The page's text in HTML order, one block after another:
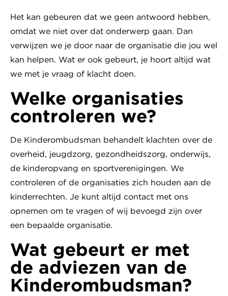
Het kan gebeuren dat we geen antwoord hebben,
omdat we niet over dat onderwerp gaan. Dan
verwijzen we je door naar de organisatie die jou wel
kan helpen. Wat er ook gebeurt, je hoort altijd wat
we met je vraag of klacht doen.
Welke organisaties
controleren we?
De Kinderombudsman behandelt klachten over de
overheid, jeugdzorg, gezondheidszorg, onderwijs,
de kinderopvang en sportverenigingen. We
controleren of de organisaties zich houden aan de
kinderrechten. Je kunt altijd contact met ons
opnemen om te vragen of wij bevoegd zijn over
een bepaalde organisatie.
Wat gebeurt er met
de adviezen van de
Kinderombudsman?